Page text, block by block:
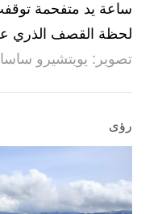
لحظة القصف الذري
تصوير: يويتشيرو
رؤى